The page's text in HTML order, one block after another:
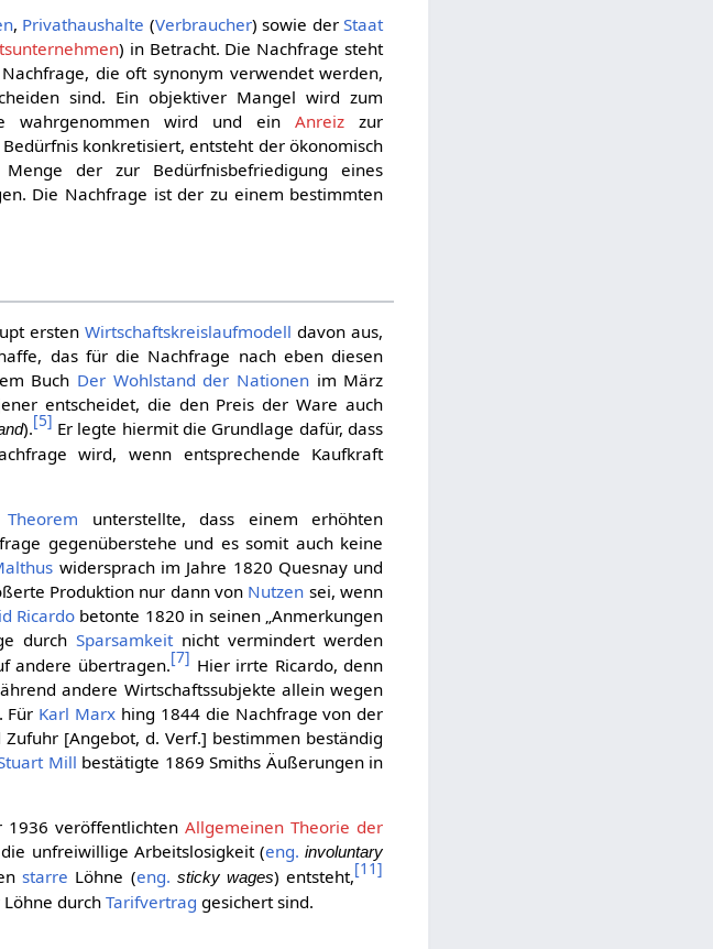
, Privathaushalte (Verbraucher) sowie derStaat
) in Betracht. Die Nachfrage steht
die oft synonym verwendet werden,
sind. Ein objektiver Mangel wird zum
wahrgenommen wird und einAnreiz zur
konkretisiert, entsteht der ökonomisch
der zur Bedürfnisbefriedigung eines
Die Nachfrage ist der zu einem bestimmten
erstenWirtschaftskreislaufmodell davon aus,
das für die Nachfrage nach eben diesen
Buch Der Wohlstand der Nationenim März
entscheidet, die den Preis der Ware auch
).[5] Er legte hiermit die Grundlage dafür, dass
wird, wenn entsprechende Kaufkraft
Theorem unterstellte, dass einem erhöhten
gegenüberstehe und es somit auch keine
widersprach im Jahre 1820 Quesnay und
Produktion nur dann von Nutzen sei, wenn
Ricardo betonte 1820 in seinen „Anmerkungen
durchSparsamkeitnicht vermindert werden
andere übertragen.[7] Hier irrte Ricardo, denn
andere Wirtschaftssubjekte allein wegen
Für Karl Marx hing 1844 die Nachfrage von der
Zufuhr [Angebot, d. Verf.] bestimmen beständig
Mill bestätigte 1869 Smiths Äußerungen in
1936 veröffentlichtenAllgemeinen Theorie der
unfreiwillige Arbeitslosigkeit (eng. involuntary
starre Löhne (eng. sticky wages) entsteht,[11]
Löhne durchTarifvertrag gesichert sind.